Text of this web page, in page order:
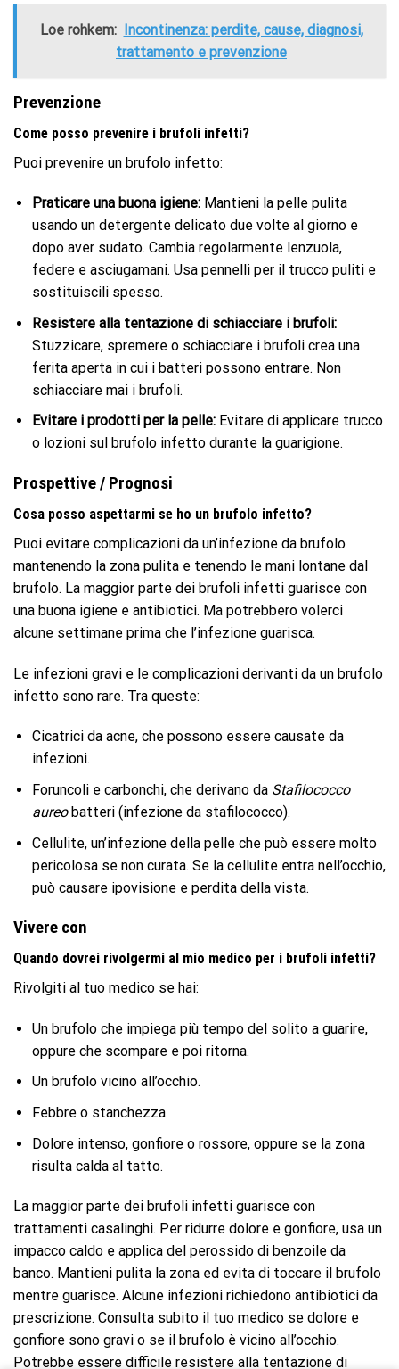
Loe rohkem: Incontinenza: perdite, cause, diagnosi,
trattamento e prevenzione
Prevenzione
Come posso prevenire i brufoli infetti?
Puoi prevenire un brufolo infetto:
Praticare una buona igiene: Mantieni la pelle pulita
usando un detergente delicato due volte al giorno e
dopo aver sudato. Cambia regolarmente lenzuola,
federe e asciugamani. Usa pennelli per il trucco puliti e
sostituiscili spesso.
Resistere alla tentazione di schiacciare i brufoli:
Stuzzicare, spremere o schiacciare i brufoli crea una
ferita aperta in cui i batteri possono entrare. Non
schiacciare mai i brufoli.
Evitare i prodotti per la pelle: Evitare di applicare trucco
o lozioni sul brufolo infetto durante la guarigione.
Prospettive / Prognosi
Cosa posso aspettarmi se ho un brufolo infetto?
Puoi evitare complicazioni da un’infezione da brufolo
mantenendo la zona pulita e tenendo le mani lontane dal
brufolo. La maggior parte dei brufoli infetti guarisce con
una buona igiene e antibiotici. Ma potrebbero volerci
alcune settimane prima che l’infezione guarisca.
Le infezioni gravi e le complicazioni derivanti da un brufolo
infetto sono rare. Tra queste:
Cicatrici da acne, che possono essere causate da
infezioni.
Foruncoli e carbonchi, che derivano da Stafilococco
aureobatteri (infezione da stafilococco).
Cellulite, un’infezione della pelle che può essere molto
pericolosa se non curata. Se la cellulite entra nell’occhio,
può causare ipovisione e perdita della vista.
Vivere con
Quando dovrei rivolgermi al mio medico per i brufoli infetti?
Rivolgiti al tuo medico se hai:
Un brufolo che impiega più tempo del solito a guarire,
oppure che scompare e poi ritorna.
Un brufolo vicino all’occhio.
Febbre o stanchezza.
Dolore intenso, gonfiore o rossore, oppure se la zona
risulta calda al tatto.
La maggior parte dei brufoli infetti guarisce con
trattamenti casalinghi. Per ridurre dolore e gonfiore, usa un
impacco caldo e applica del perossido di benzoile da
banco. Mantieni pulita la zona ed evita di toccare il brufolo
mentre guarisce. Alcune infezioni richiedono antibiotici da
prescrizione. Consulta subito il tuo medico se dolore e
gonfiore sono gravi o se il brufolo è vicino all’occhio.
Potrebbe essere difficile resistere alla tentazione di